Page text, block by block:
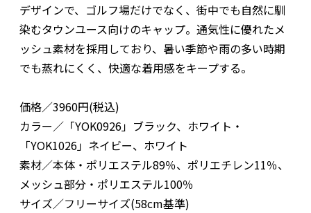
デザインで、ゴルフ場だけでなく、街中でも自然に馴
染むタウンユース向けのキャップ。通気性に優れたメ
ッシュ素材を採用しており、暑い季節や雨の多い時期
でも蒸れにくく、快適な着用感をキープする。
価格／3960円(税込)
カラー／「YOK0926」ブラック、ホワイト・
「YOK1026」ネイビー、ホワイト
素材／本体・ポリエステル89％、ポリエチレン11％、
メッシュ部分・ポリエステル100％
サイズ／フリーサイズ(58cm基準)